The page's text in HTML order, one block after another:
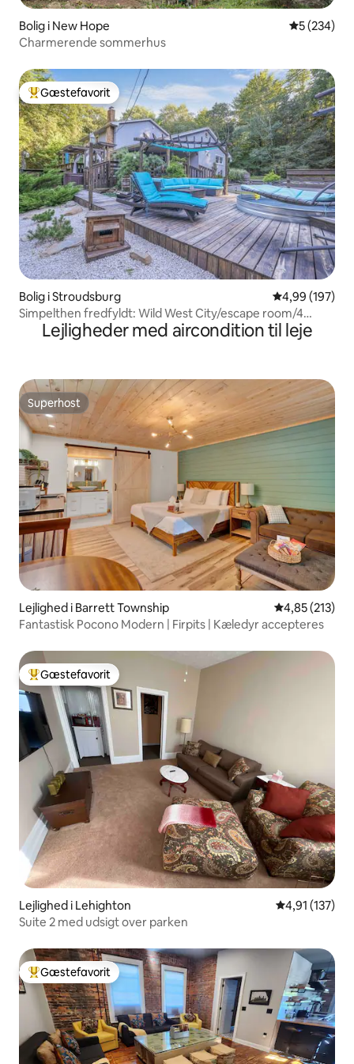
Bolig i New Hope 5 ud af 5 i
5 (234)
Charmerende sommerhus
Bedste gæstefavorit
Gæstefavorit
Bolig i Stroudsburg 4,99 ud af 5 i
4,99 (197)
Simpelthen fredfyldt: Wild West City/escape room/4
hektarLejligheder med aircondition til leje
Superhost
Superhost
Lejlighed i Barrett Township 4,85 ud af 5 i
4,85 (213)
Fantastisk Pocono Modern | Firpits | Kæledyr accepteres
Bedste gæstefavorit
Gæstefavorit
Lejlighed i Lehighton 4,91 ud af 5 i
4,91 (137)
Suite 2 med udsigt over parken
Bedste gæstefavorit
Gæstefavorit